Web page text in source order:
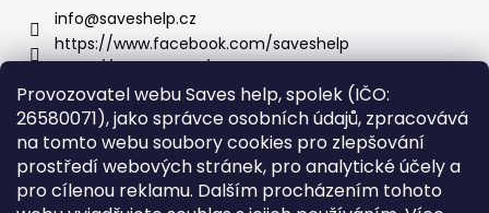
Provozovatel webu Saves help, spolek (IČO:
26580071), jako správce osobních údajů, zpracovává
na tomto webu soubory cookies pro zlepšování
prostředí webových stránek, pro analytické účely a
pro cílenou reklamu. Dalším procházením tohoto
info@saveshelp.cz
https://www.facebook.com/saveshelp
https://twitter.com/saves_help
saveshelp
Informace pro vás